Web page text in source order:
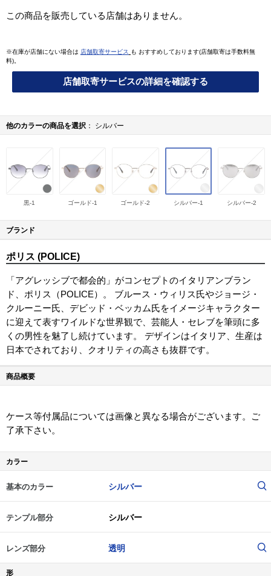
この商品を販売している店舗はありません。
※在庫が店舗にない場合は 店舗取寄サービス
も おすすめしております(店舗取寄は手数料無
料)。
店舗取寄サービスの詳細を確認する
他のカラーの商品を選択 シルバー
黒-1 ゴールド-1 ゴールド-2 シルバー-1 シルバー-2
ブランド
ポリス (POLICE)
「アグレッシブで都会的」がコンセプトのイタリアンブラン
ド、ポリス（POLICE）。 ブルース・ウィリス氏やジョージ・
クルーニー氏、デビッド・ベッカム氏をイメージキャラクター
に迎えて表すワイルドな世界観で、芸能人・セレブを筆頭に多
くの男性を魅了し続けています。 デザインはイタリア、生産は
日本でされており、クオリティの高さも抜群です。
商品概要
ケース等付属品については画像と異なる場合がございます。ご
了承下さい。
カラー
基本のカラー シルバー
テンプル部分 シルバー
レンズ部分 透明
形